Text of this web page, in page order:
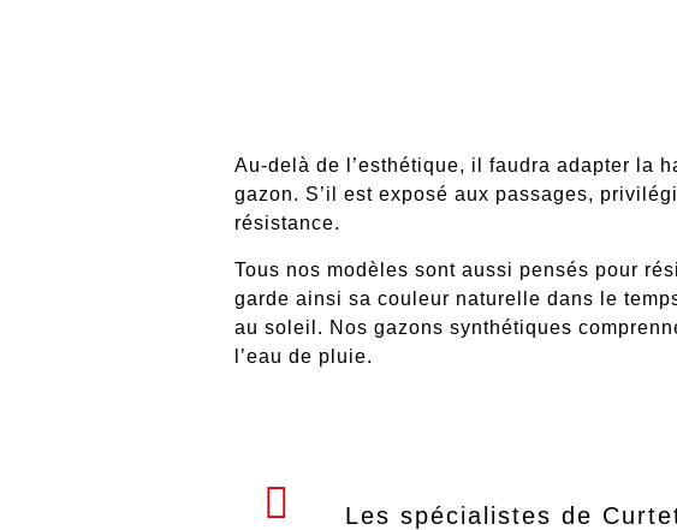
Au-delà de l’esthétique, il faudra adapter la
gazon. S’il est exposé aux passages,
résistance.
Tous nos modèles sont aussi pensés pour
garde ainsi sa couleur naturelle dans le
au soleil. Nos gazons synthétiques
l’eau de pluie.
Les spécialistes de